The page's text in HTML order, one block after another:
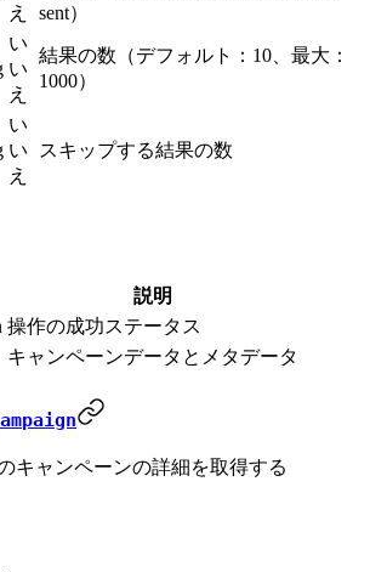
え
sent）
い
い
え
結果の数（デフォルト：10、最大：
1000）
い
い
え
スキップする結果の数
説明
操作の成功ステータス
キャンペーンデータとメタデータ
キャンペーンの詳細を取得する